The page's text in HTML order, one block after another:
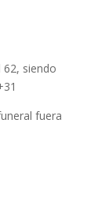
62, siendo
fuera